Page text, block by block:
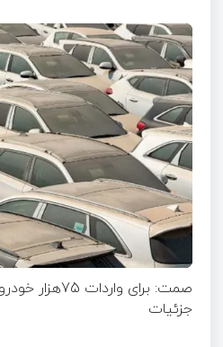
صمت: برای
جزئیات